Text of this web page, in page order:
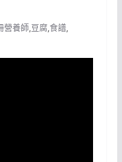
營養師,豆腐,食譜,